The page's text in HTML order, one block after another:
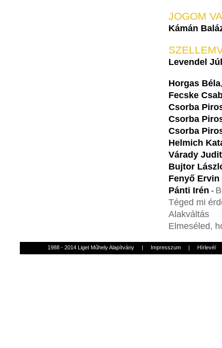
JOGOM
Kámán
Levendel
Horgas Béla
Fecske
Csorba
Csorba
Csorba
Helmich
Várady Judit
Bujtor
Fenyő Ervin
Pánti Irén -
Téged mi
Alakváltás
Elmeséled,
1988 - 2014 Liget Műhely Alapítvány | Impresszum | Hírlevél